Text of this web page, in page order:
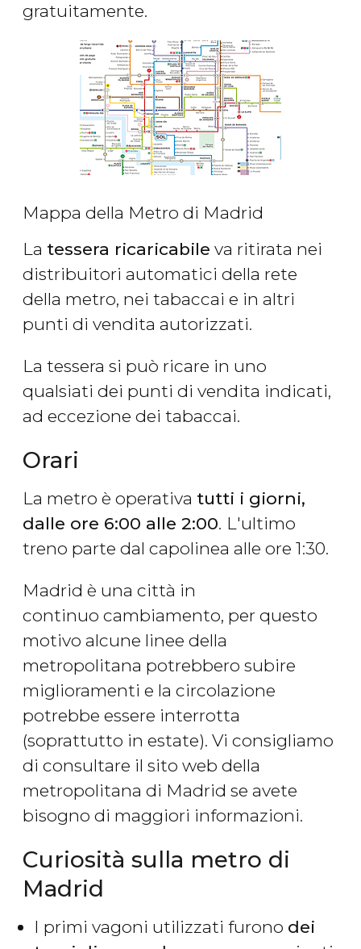
gratuitamente.
Mappa della Metro di Madrid
La tessera ricaricabile va ritirata nei
distribuitori automatici della rete
della metro, nei tabaccai e in altri
punti di vendita autorizzati.
La tessera si può ricare in uno
qualsiati dei punti di vendita indicati,
ad eccezione dei tabaccai.
Orari
La metro è operativa tutti i giorni,
dalle ore 6:00 alle 2:00. L'ultimo
treno parte dal capolinea alle ore 1:30.
Madrid è una città in
continuo cambiamento, per questo
motivo alcune linee della
metropolitana potrebbero subire
miglioramenti e la circolazione
potrebbe essere interrotta
(soprattutto in estate). Vi consigliamo
di consultare il sito web della
metropolitana di Madrid se avete
bisogno di maggiori informazioni.
Curiosità sulla metro di
Madrid
I primi vagoni utilizzati furono dei